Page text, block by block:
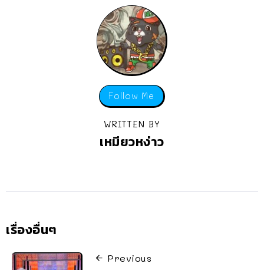
Follow Me
WRITTEN BY
เหมียวหง่าว
เรื่องอื่นๆ
Previous